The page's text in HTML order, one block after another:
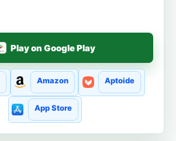
Play on Google Play
Amazon Aptoide
App Store